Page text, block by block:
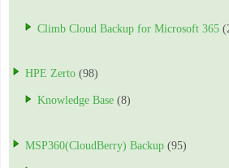
Climb Cloud Backup for Microsoft 365
HPE Zerto (98)
Knowledge Base (8)
MSP360(CloudBerry) Backup (95)